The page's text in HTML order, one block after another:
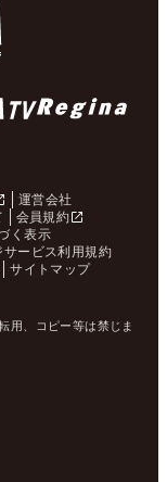
運営会社
会員規約
く表示
サービス利用規約
サイトマップ
用、コピー等は禁じま